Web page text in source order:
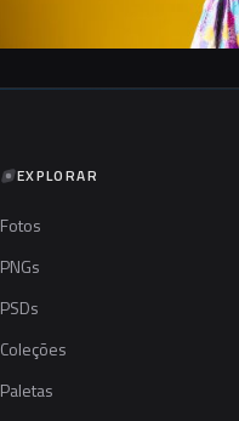
EXPLORAR
Fotos
PNGs
PSDs
Coleções
Paletas